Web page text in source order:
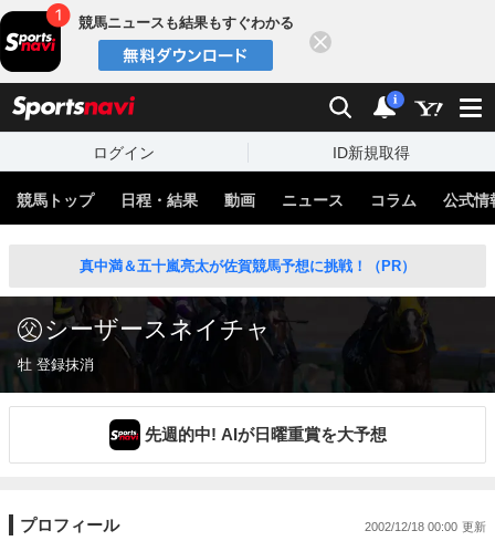
競馬ニュースも結果もすぐわかる
検索 通知
i
ログイン ID新規取得
競馬トップ 日程・結果 動画 ニュース コラム 公式情
真中満＆五十嵐亮太が佐賀競馬予想に挑戦！（PR）
シーザースネイチャ
牡 登録抹消
先週的中! AIが日曜重賞を大予想
プロフィール 2002/12/18 00:00